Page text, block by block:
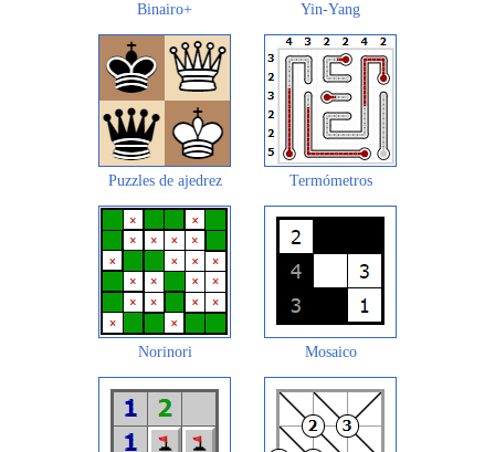
Binairo+ Yin-Yang
Puzzles de ajedrez Termómetros
Norinori Mosaico